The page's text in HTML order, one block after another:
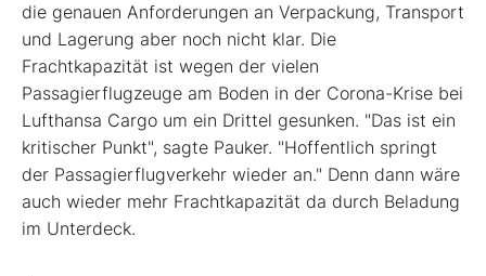
die genauen Anforderungen an Verpackung, Transport
und Lagerung aber noch nicht klar. Die
Frachtkapazität ist wegen der vielen
Passagierflugzeuge am Boden in der Corona-Krise bei
Lufthansa Cargo um ein Drittel gesunken. "Das ist ein
kritischer Punkt", sagte Pauker. "Hoffentlich springt
der Passagierflugverkehr wieder an." Denn dann wäre
auch wieder mehr Frachtkapazität da durch Beladung
im Unterdeck.